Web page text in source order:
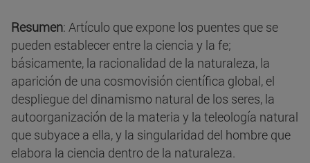
Resumen: Artículo que expone los puentes que se
pueden establecer entre la ciencia y la fe;
básicamente, la racionalidad de la naturaleza, la
aparición de una cosmovisión científica global, el
despliegue del dinamismo natural de los seres, la
autoorganización de la materia y la teleología natural
que subyace a ella, y la singularidad del hombre que
elabora la ciencia dentro de la naturaleza.